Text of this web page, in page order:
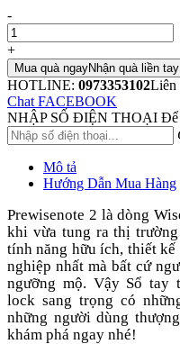
-
+
Mua quà ngayNhận quà liền tay
HOTLINE: 0973353102Liên
Chat FACEBOOK
NHẬP SỐ ĐIỆN THOẠI Để
Mô tả
Hướng Dẫn Mua Hàng
Prewisenote 2 là dòng
khi vừa tung ra thị
tính năng hữu ích, thiết kế
nghiệp nhất mà bất cứ
ngưỡng mộ. Vậy Sổ tay
lock sang trọng có
những người dùng
khám phá ngay nhé!